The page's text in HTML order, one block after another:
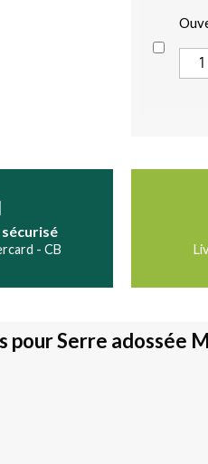
- CB
pour Serre adossée